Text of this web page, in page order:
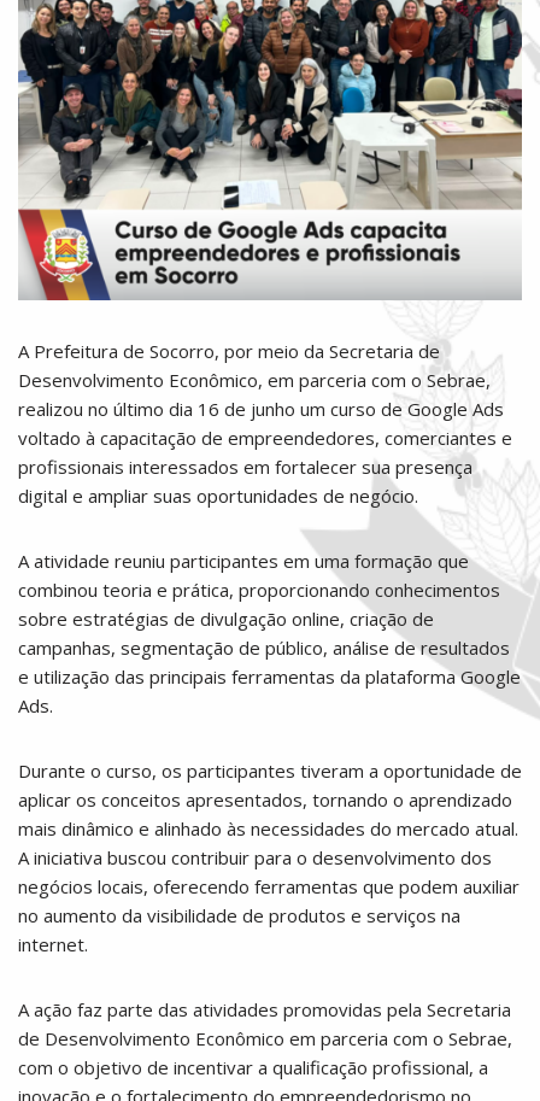
A Prefeitura de Socorro, por meio da Secretaria de
Desenvolvimento Econômico, em parceria com o Sebrae,
realizou no último dia 16 de junho um curso de Google Ads
voltado à capacitação de empreendedores, comerciantes e
profissionais interessados em fortalecer sua presença
digital e ampliar suas oportunidades de negócio.
A atividade reuniu participantes em uma formação que
combinou teoria e prática, proporcionando conhecimentos
sobre estratégias de divulgação online, criação de
campanhas, segmentação de público, análise de resultados
e utilização das principais ferramentas da plataforma Google
Ads.
Durante o curso, os participantes tiveram a oportunidade de
aplicar os conceitos apresentados, tornando o aprendizado
mais dinâmico e alinhado às necessidades do mercado atual.
A iniciativa buscou contribuir para o desenvolvimento dos
negócios locais, oferecendo ferramentas que podem auxiliar
no aumento da visibilidade de produtos e serviços na
internet.
A ação faz parte das atividades promovidas pela Secretaria
de Desenvolvimento Econômico em parceria com o Sebrae,
com o objetivo de incentivar a qualificação profissional, a
inovação e o fortalecimento do empreendedorismo no